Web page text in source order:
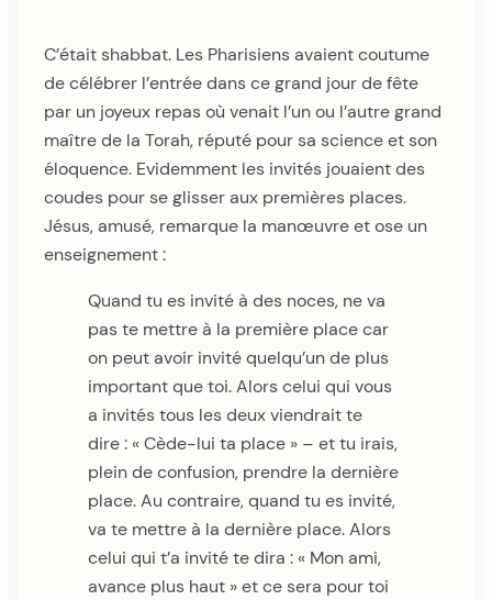
C’était shabbat. Les Pharisiens avaient coutume
de célébrer l’entrée dans ce grand jour de fête
par un joyeux repas où venait l’un ou l’autre grand
maître de la Torah, réputé pour sa science et son
éloquence. Evidemment les invités jouaient des
coudes pour se glisser aux premières places.
Jésus, amusé, remarque la manœuvre et ose un
enseignement :
Quand tu es invité à des noces, ne va
pas te mettre à la première place car
on peut avoir invité quelqu’un de plus
important que toi. Alors celui qui vous
a invités tous les deux viendrait te
dire : « Cède-lui ta place » – et tu irais,
plein de confusion, prendre la dernière
place. Au contraire, quand tu es invité,
va te mettre à la dernière place. Alors
celui qui t’a invité te dira : « Mon ami,
avance plus haut » et ce sera pour toi